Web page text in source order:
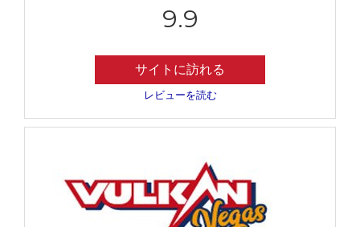
9.9
サイトに訪れる
レビューを読む